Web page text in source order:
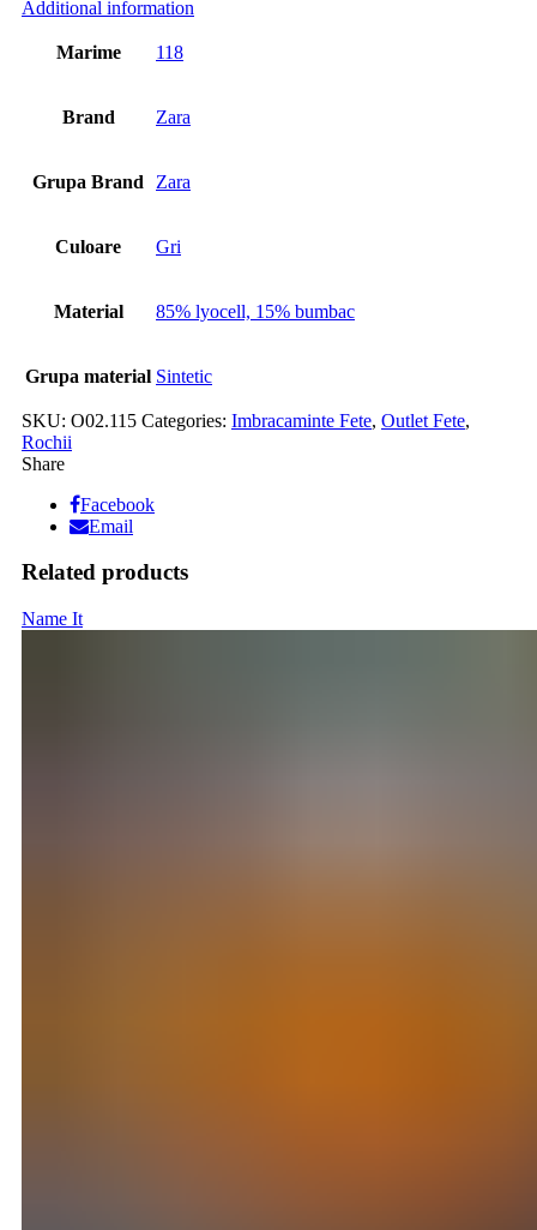
Additional information
Marime 118
Brand Zara
Grupa Brand Zara
Culoare Gri
Material 85% lyocell, 15% bumbac
Grupa material Sintetic
SKU: O02.115 Categories: Imbracaminte Fete, Outlet Fete,
Rochii
Share
Facebook
Email
Related products
Name It